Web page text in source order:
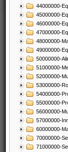
44000000-
45000000-
46000000-
47000000-
48000000-
49000000-
50000000-
51000000-
52000000-
53000000-
54000000-
55000000-
56000000-
57000000-
60000000-
70000000-
71000000-